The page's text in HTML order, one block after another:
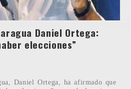
Daniel Ortega:
elecciones”
Daniel Ortega, ha afirmado que